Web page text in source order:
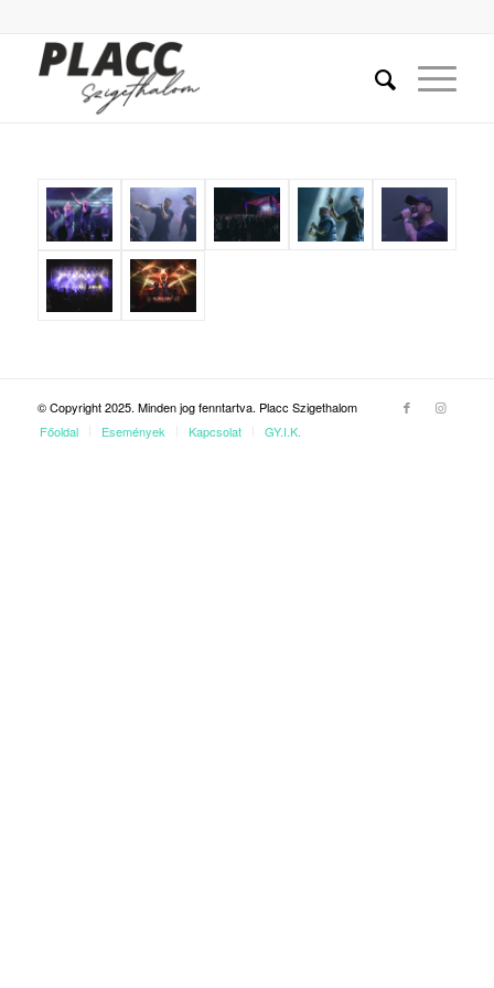
© Copyright 2025. Minden jog fenntartva. Placc Szigethalom
Főoldal
Események Kapcsolat GY.I.K.